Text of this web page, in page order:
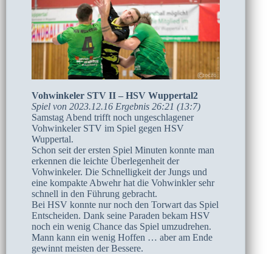
Vohwinkeler STV II – HSV Wuppertal2
Spiel von 2023.12.16 Ergebnis 26:21 (13:7)
Samstag Abend trifft noch ungeschlagener
Vohwinkeler STV im Spiel gegen HSV
Wuppertal.
Schon seit der ersten Spiel Minuten konnte man
erkennen die leichte Überlegenheit der
Vohwinkeler. Die Schnelligkeit der Jungs und
eine kompakte Abwehr hat die Vohwinkler sehr
schnell in den Führung gebracht.
Bei HSV konnte nur noch den Torwart das Spiel
Entscheiden. Dank seine Paraden bekam HSV
noch ein wenig Chance das Spiel umzudrehen.
Mann kann ein wenig Hoffen … aber am Ende
gewinnt meisten der Bessere.